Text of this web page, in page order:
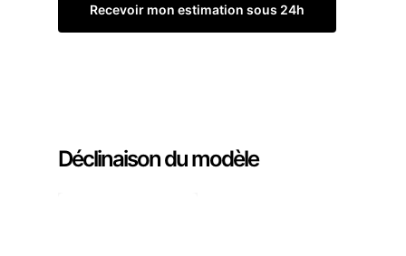
Recevoir mon estimation sous 24h
Déclinaison du modèle